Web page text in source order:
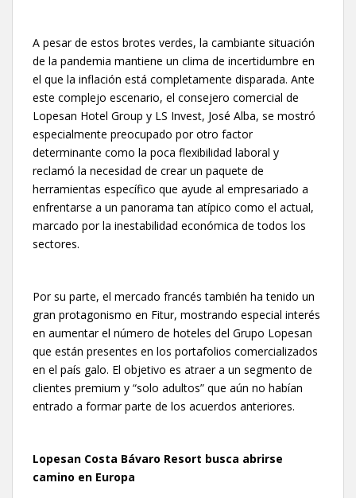
A pesar de estos brotes verdes, la cambiante situación
de la pandemia mantiene un clima de incertidumbre en
el que la inflación está completamente disparada. Ante
este complejo escenario, el consejero comercial de
Lopesan Hotel Group y LS Invest, José Alba, se mostró
especialmente preocupado por otro factor
determinante como la poca flexibilidad laboral y
reclamó la necesidad de crear un paquete de
herramientas específico que ayude al empresariado a
enfrentarse a un panorama tan atípico como el actual,
marcado por la inestabilidad económica de todos los
sectores.
Por su parte, el mercado francés también ha tenido un
gran protagonismo en Fitur, mostrando especial interés
en aumentar el número de hoteles del Grupo Lopesan
que están presentes en los portafolios comercializados
en el país galo. El objetivo es atraer a un segmento de
clientes premium y “solo adultos” que aún no habían
entrado a formar parte de los acuerdos anteriores.
Lopesan Costa Bávaro Resort busca abrirse
camino en Europa